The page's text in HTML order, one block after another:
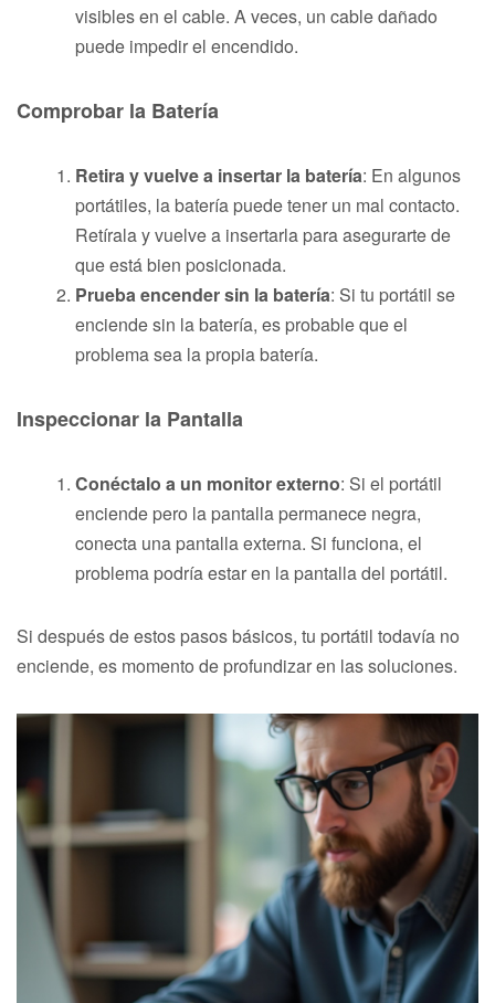
visibles en el cable. A veces, un cable dañado
puede impedir el encendido.
Comprobar la Batería
Retira y vuelve a insertar la batería: En algunos
portátiles, la batería puede tener un mal contacto.
Retírala y vuelve a insertarla para asegurarte de
que está bien posicionada.
Prueba encender sin la batería: Si tu portátil se
enciende sin la batería, es probable que el
problema sea la propia batería.
Inspeccionar la Pantalla
Conéctalo a un monitor externo: Si el portátil
enciende pero la pantalla permanece negra,
conecta una pantalla externa. Si funciona, el
problema podría estar en la pantalla del portátil.
Si después de estos pasos básicos, tu portátil todavía no
enciende, es momento de profundizar en las soluciones.